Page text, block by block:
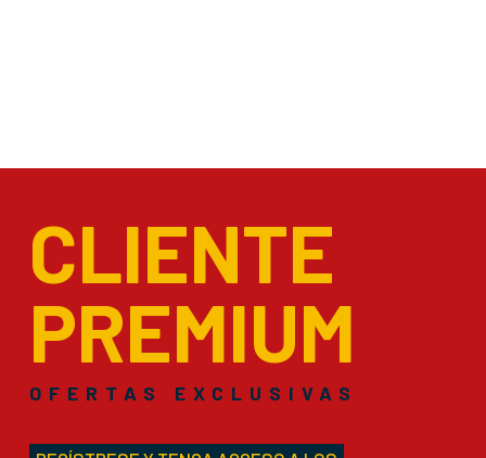
CLIENTE
PREMIUM
OFERTAS EXCLUSIVAS